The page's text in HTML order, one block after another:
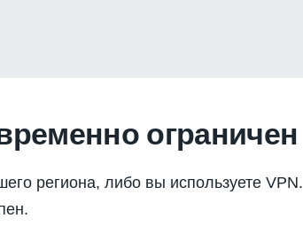
ограничен
региона, либо вы используете VPN.